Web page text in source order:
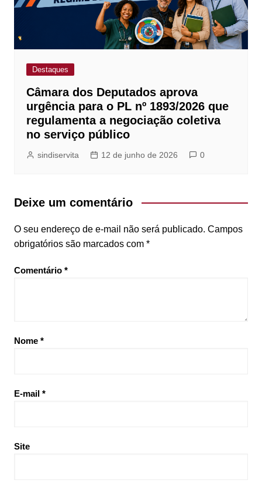
Destaques
Câmara dos Deputados aprova
urgência para o PL nº 1893/2026 que
regulamenta a negociação coletiva
no serviço público
sindiservita 12 de junho de 2026 0
Deixe um comentário
O seu endereço de e-mail não será publicado. Campos
obrigatórios são marcados com *
Comentário *
Nome *
E-mail *
Site